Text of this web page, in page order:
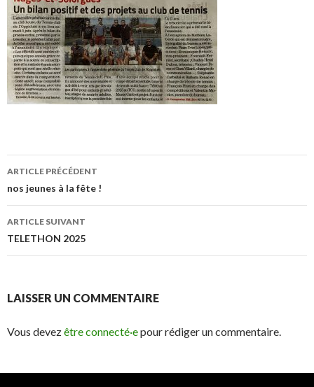
Navigation
des
articles
ARTICLE PRÉCÉDENT
nos jeunes à la fête !
ARTICLE SUIVANT
TELETHON 2025
LAISSER UN COMMENTAIRE
Vous devezêtre connecté·epour rédiger un commentaire.